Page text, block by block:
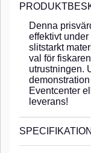
Denna
effektivt
slitstarkt
val för
utrustningen.
Eventcenter
leverans!